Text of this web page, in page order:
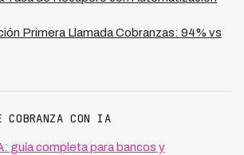
Primera Llamada Cobranzas: 94% vs
COBRANZA CON IA
guía completa para bancos y